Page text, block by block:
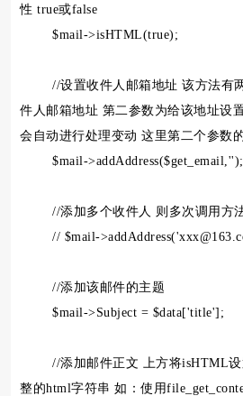
性 true或false
$mail->isHTML(true);
//设置收件人邮箱地址 该方法有两
件人邮箱地址 第二参数为给该地址设
会自动进行处理变动 这里第二个参数
$mail->addAddress($get_email,'');
//添加多个收件人 则多次调用方
// $mail-
//添加该邮件的主题
$mail->Subject = $data['title'];
//添加邮件正文 上方将isHTML设
整的html字符串 如：使用